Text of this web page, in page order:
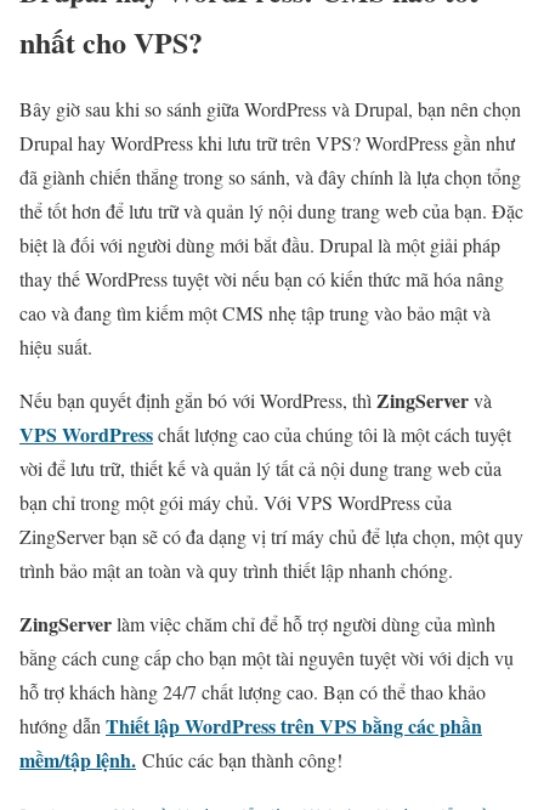
nhất cho VPS?
Bây giờ sau khi so sánh giữa WordPress và Drupal, bạn nên chọn
Drupal hay WordPress khi lưu trữ trên VPS? WordPress gần như
đã giành chiến thắng trong so sánh, và đây chính là lựa chọn tổng
thể tốt hơn để lưu trữ và quản lý nội dung trang web của bạn. Đặc
biệt là đối với người dùng mới bắt đầu. Drupal là một giải pháp
thay thế WordPress tuyệt vời nếu bạn có kiến ​​thức mã hóa nâng
cao và đang tìm kiếm một CMS nhẹ tập trung vào bảo mật và
hiệu suất.
Nếu bạn quyết định gắn bó với WordPress, thì ZingServervà
VPS WordPresschất lượng cao của chúng tôi là một cách tuyệt
vời để lưu trữ, thiết kế và quản lý tất cả nội dung trang web của
bạn chỉ trong một gói máy chủ. Với VPS WordPress của
ZingServer bạn sẽ có đa dạng vị trí máy chủ để lựa chọn, một quy
trình bảo mật an toàn và quy trình thiết lập nhanh chóng.
ZingServerlàm việc chăm chỉ để hỗ trợ người dùng của mình
bằng cách cung cấp cho bạn một tài nguyên tuyệt vời với dịch vụ
hỗ trợ khách hàng 24/7 chất lượng cao. Bạn có thể thao khảo
hướng dẫn Thiết lập WordPress trên VPS bằng các phần
mềm/tập lệnh. Chúc các bạn thành công!